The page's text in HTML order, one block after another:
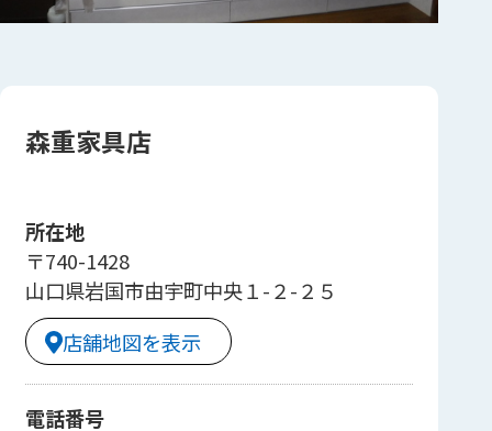
森重家具店
所在地
〒740-1428
山口県岩国市由宇町中央１-２-２５
店舗地図を表示
電話番号